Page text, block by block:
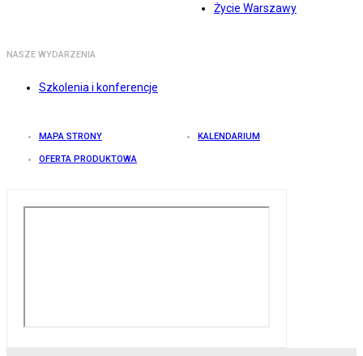
Życie Warszawy
NASZE WYDARZENIA
Szkolenia i konferencje
MAPA STRONY KALENDARIUM
OFERTA PRODUKTOWA